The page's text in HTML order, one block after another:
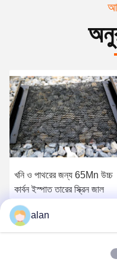
খনি ও পাথরের জন্য 65Mn উচ্চ
কার্বন ইস্পাত তারের স্ক্রিন জাল
alan